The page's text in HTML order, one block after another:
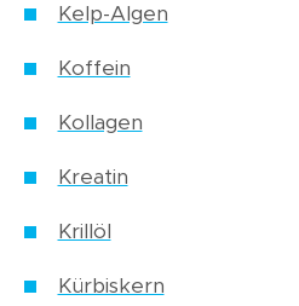
Kelp-Algen
Koffein
Kollagen
Kreatin
Krillöl
Kürbiskern